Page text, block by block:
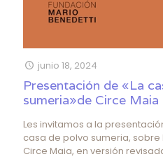
junio 18, 2024
Presentación de «La
sumeria»de Circe Maia
Les invitamos a la
casa de polvo sumeria,
Circe Maia, en versión